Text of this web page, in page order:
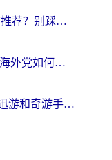
海外党必看：回国免费VPN推荐？别踩坑！教你选对加速器无缝刷国内资源
ChickCN和GoLink好用吗？海外党如何选对回国加速器
海外玩国内手游卡成PPT？迅游和奇游手游哪个好？一篇讲透回国加速器怎么选